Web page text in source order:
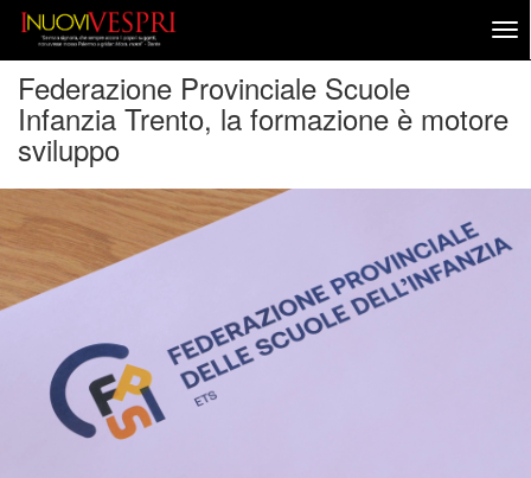
Federazione Provinciale Scuole
Infanzia Trento, la formazione è motore
sviluppo